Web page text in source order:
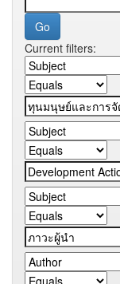
Current filters: